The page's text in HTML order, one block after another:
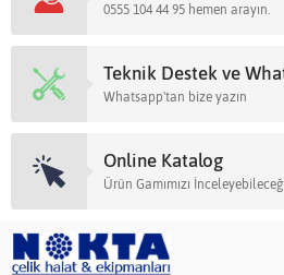
0555 104 44 95 hemen arayın.
Teknik Destek ve
Whatsapp'tan bize yazın
Online Katalog
Ürün Gamımızı